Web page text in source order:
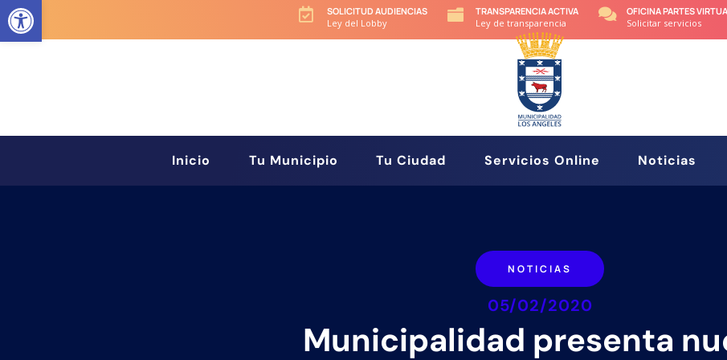

SOLICITUD AUDIENCIAS
Ley del Lobby

TRANSPARENCIA ACTIVA
Ley de transparencia

OFICINA PARTES
Solicitar servicios
Inicio Tu Municipio Tu Ciudad Servicios Online Noticias
NOTICIAS
05/02/2020
Municipalidad presenta